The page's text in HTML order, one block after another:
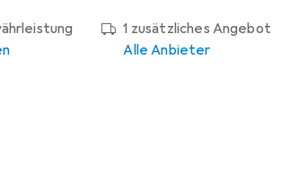
1 zusätzliches Angebot
Alle Anbieter